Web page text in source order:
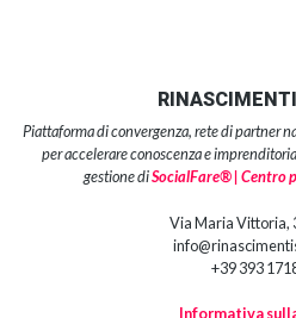
Piattaforma di convergenza, rete di partner
per accelerare conoscenza e
gestione diSocialFare® | Centro
Via Maria Vittoria,
+39 393
Informativa